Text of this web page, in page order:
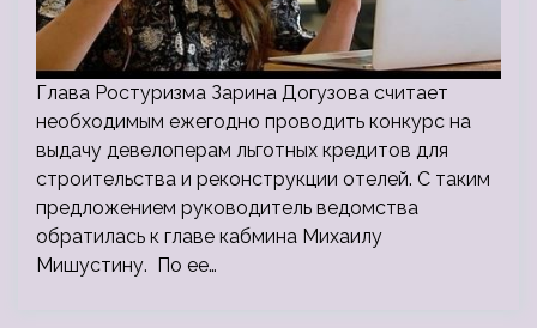
Глава Ростуризма Зарина Догузова считает
необходимым ежегодно проводить конкурс на
выдачу девелоперам льготных кредитов для
строительства и реконструкции отелей. С таким
предложением руководитель ведомства
обратилась к главе кабмина Михаилу
Мишустину. По ее…